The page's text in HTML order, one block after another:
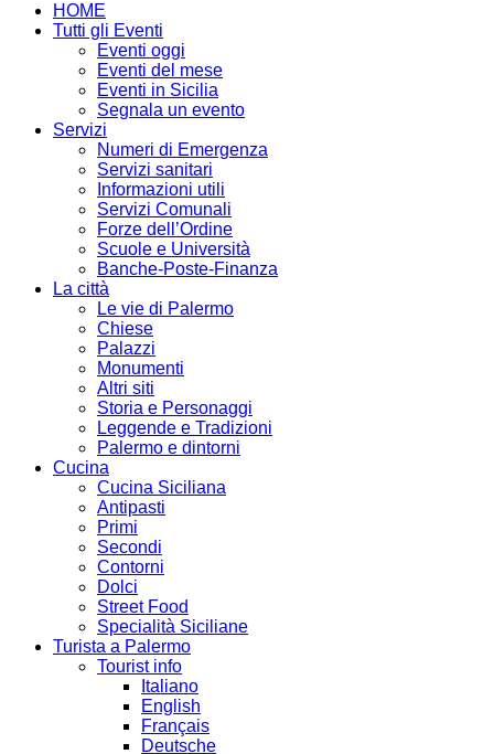
HOME
Tutti gli Eventi
Eventi oggi
Eventi del mese
Eventi in Sicilia
Segnala un evento
Servizi
Numeri di Emergenza
Servizi sanitari
Informazioni utili
Servizi Comunali
Forze dell’Ordine
Scuole e Università
Banche-Poste-Finanza
La città
Le vie di Palermo
Chiese
Palazzi
Monumenti
Altri siti
Storia e Personaggi
Leggende e Tradizioni
Palermo e dintorni
Cucina
Cucina Siciliana
Antipasti
Primi
Secondi
Contorni
Dolci
Street Food
Specialità Siciliane
Turista a Palermo
Tourist info
Italiano
English
Français
Deutsche